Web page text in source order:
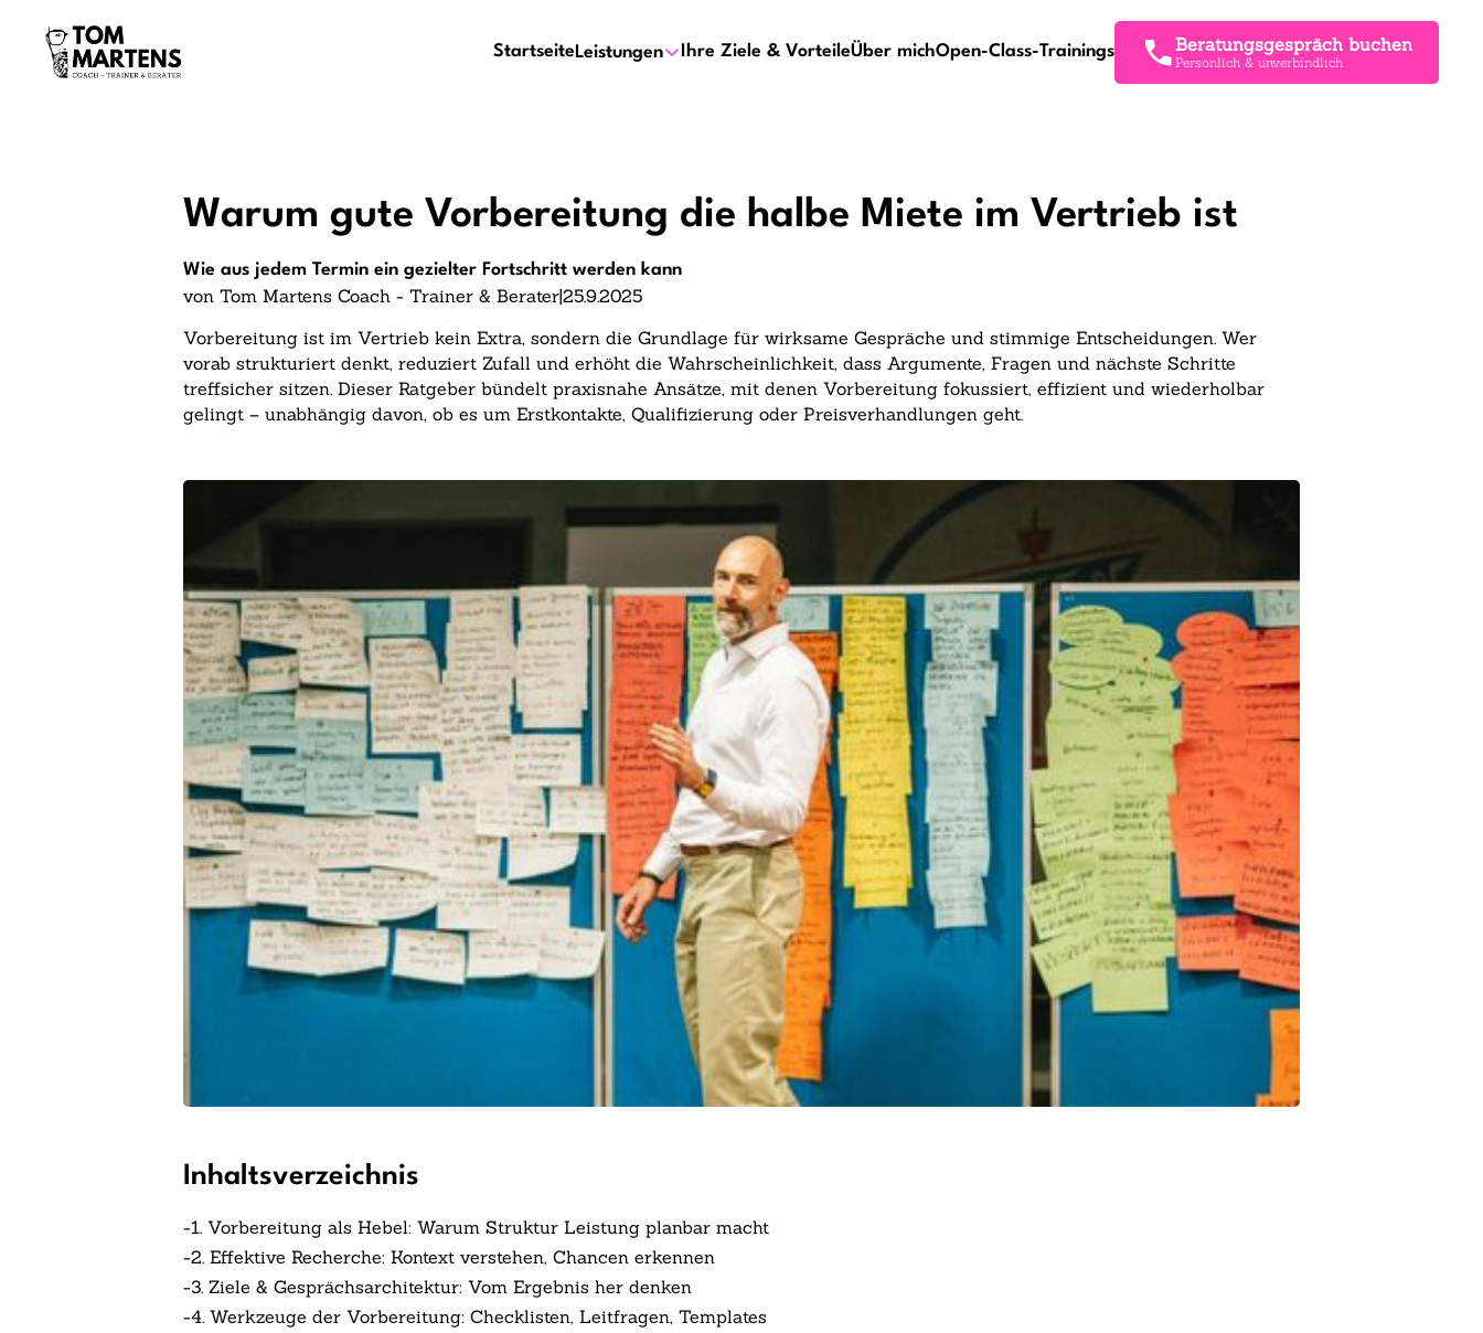
Startseite Leistungen Ihre Ziele & VorteileÜber michOpen-Class-Trainings Beratungsgespräch buchen
Persönlich & unverbindlich
Warum gute Vorbereitung die halbe Miete im Vertrieb ist
Wie aus jedem Termin ein gezielter Fortschritt werden kann
von Tom Martens Coach - Trainer & Berater|25.9.2025
Vorbereitung ist im Vertrieb kein Extra, sondern die Grundlage für wirksame Gespräche und stimmige Entscheidungen. Wer
vorab strukturiert denkt, reduziert Zufall und erhöht die Wahrscheinlichkeit, dass Argumente, Fragen und nächste Schritte
treffsicher sitzen. Dieser Ratgeber bündelt praxisnahe Ansätze, mit denen Vorbereitung fokussiert, effizient und wiederholbar
gelingt – unabhängig davon, ob es um Erstkontakte, Qualifizierung oder Preisverhandlungen geht.
Inhaltsverzeichnis
-1. Vorbereitung als Hebel: Warum Struktur Leistung planbar macht
-2. Effektive Recherche: Kontext verstehen, Chancen erkennen
-3. Ziele & Gesprächsarchitektur: Vom Ergebnis her denken
-4. Werkzeuge der Vorbereitung: Checklisten, Leitfragen, Templates